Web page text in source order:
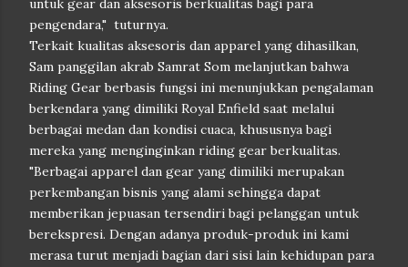
untuk gear dan aksesoris berkualitas bagi para
pengendara," tuturnya.
Terkait kualitas aksesoris dan apparel yang dihasilkan,
Sam panggilan akrab Samrat Som melanjutkan bahwa
Riding Gear berbasis fungsi ini menunjukkan pengalaman
berkendara yang dimiliki Royal Enfield saat melalui
berbagai medan dan kondisi cuaca, khususnya bagi
mereka yang menginginkan riding gear berkualitas.
"Berbagai apparel dan gear yang dimiliki merupakan
perkembangan bisnis yang alami sehingga dapat
memberikan jepuasan tersendiri bagi pelanggan untuk
berekspresi. Dengan adanya produk-produk ini kami
merasa turut menjadi bagian dari sisi lain kehidupan para